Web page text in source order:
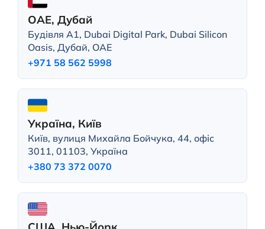
ОАЕ, Дубай
Будівля A1, Dubai Digital Park, Dubai Silicon
Oasis, Дубай, ОАЕ
+971 58 562 5998
Україна, Київ
Київ, вулиця Михайла Бойчука, 44, офіс
3011, 01103, Україна
+380 73 372 0070